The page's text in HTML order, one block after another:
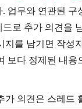
. 업무와 연관된 구
로 추가 의견을
지를 남기면 작성
보다 정제된 내용
가 의견은 스레드